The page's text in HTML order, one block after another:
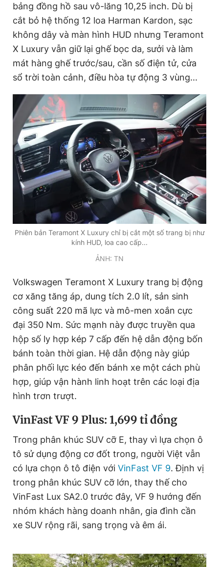
bảng đồng hồ sau vô-lăng 10,25 inch. Dù bị
cắt bỏ hệ thống 12 loa Harman Kardon, sạc
không dây và màn hình HUD nhưng Teramont
X Luxury vẫn giữ lại ghế bọc da, sưởi và làm
mát hàng ghế trước/sau, cần số điện tử, cửa
sổ trời toàn cảnh, điều hòa tự động 3 vùng...
Phiên bản Teramont X Luxury chỉ bị cắt một số trang bị như
kính HUD, loa cao cấp...
ẢNH: TN
Volkswagen Teramont X Luxury trang bị động
cơ xăng tăng áp, dung tích 2.0 lít, sản sinh
công suất 220 mã lực và mô-men xoắn cực
đại 350 Nm. Sức mạnh này được truyền qua
hộp số ly hợp kép 7 cấp đến hệ dẫn động bốn
bánh toàn thời gian. Hệ dẫn động này giúp
phân phối lực kéo đến bánh xe một cách phù
hợp, giúp vận hành linh hoạt trên các loại địa
hình trơn trượt.
VinFast VF 9 Plus: 1,699 tỉ đồng
Trong phân khúc SUV cỡ E, thay vì lựa chọn ô
tô sử dụng động cơ đốt trong, người Việt vẫn
có lựa chọn ô tô điện với VinFast VF 9. Định vị
trong phân khúc SUV cỡ lớn, thay thế cho
VinFast Lux SA2.0 trước đây, VF 9 hướng đến
nhóm khách hàng doanh nhân, gia đình cần
xe SUV rộng rãi, sang trọng và êm ái.